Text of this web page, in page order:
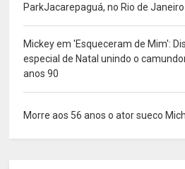
ParkJacarepaguá, no Rio de Janeiro
Mickey em 'Esqueceram de Mim':
especial de Natal unindo o
anos 90
Morre aos 56 anos o ator sueco